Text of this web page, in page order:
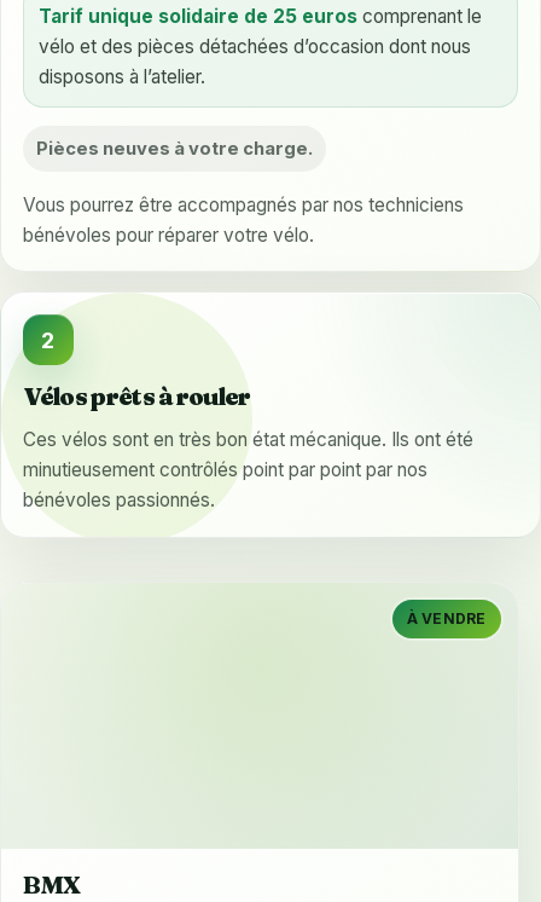
Tarif unique solidaire de 25 euros comprenant le
vélo et des pièces détachées d’occasion dont nous
disposons à l’atelier.
Pièces neuves à votre charge.
Vous pourrez être accompagnés par nos techniciens
bénévoles pour réparer votre vélo.
2
Vélos prêts à rouler
Ces vélos sont en très bon état mécanique. Ils ont été
minutieusement contrôlés point par point par nos
bénévoles passionnés.
À VENDRE
BMX